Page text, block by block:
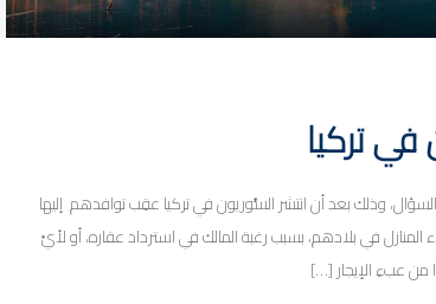
تركيا
المجنسين في تركيا عام 2022 أمراً يستحق السؤال، وذلك بعد أن انتشر السُّوريون في تركيا عقِب توافدهم إليها
في بلادهم، بسبب رغبة المالك في استرداد عقاره، أو لأيِّ
من عبءِ الإيجار […]